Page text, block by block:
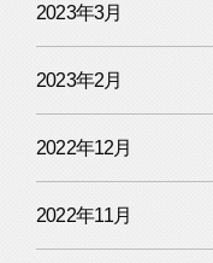
2023年3月
2023年2月
2022年12月
2022年11月